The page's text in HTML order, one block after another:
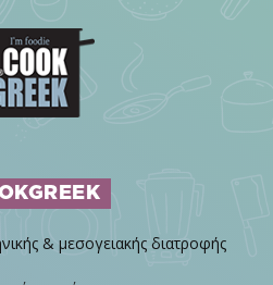
& μεσογειακής διατροφής